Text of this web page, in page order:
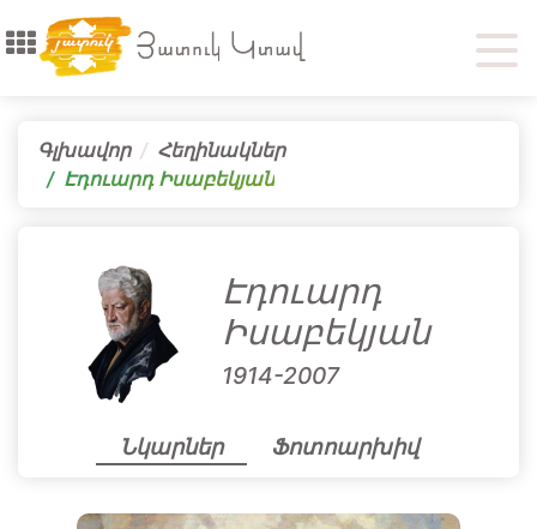
Գլխավոր
Հեղինակներ
Էդուարդ Իսաբեկյան
Էդուարդ
Իսաբեկյան
1914-2007
Նկարներ Ֆոտոարխիվ